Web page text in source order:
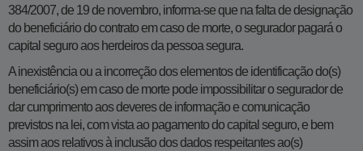
384/2007, de 19 de novembro, informa-se que na falta de designação
do beneficiário do contrato em caso de morte, o segurador pagará o
capital seguro aos herdeiros da pessoa segura.
A inexistência ou a incorreção dos elementos de identificação do(s)
beneficiário(s) em caso de morte pode impossibilitar o segurador de
dar cumprimento aos deveres de informação e comunicação
previstos na lei, com vista ao pagamento do capital seguro, e bem
assim aos relativos à inclusão dos dados respeitantes ao(s)